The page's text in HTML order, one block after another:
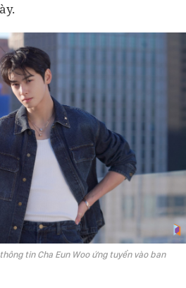
tin Cha Eun Woo ứng tuyển vào ban